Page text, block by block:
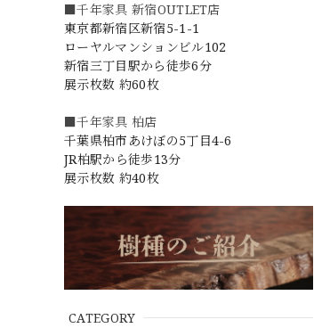
■千年家具 新宿OUTLET店
東京都新宿区新宿5-1-1
ローヤルマンションビル102
新宿三丁目駅から徒歩6分
展示枚数 約60枚
■千年家具 柏店
千葉県柏市あけぼの5丁目4-6
JR柏駅から徒歩13分
展示枚数 約40枚
CATEGORY